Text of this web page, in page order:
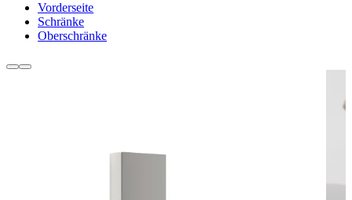
Vorderseite
Schränke
Oberschränke